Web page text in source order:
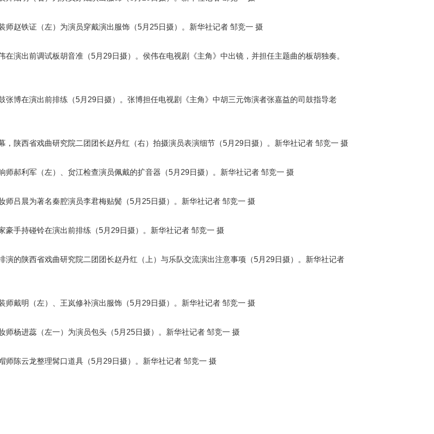
师赵铁证（左）为演员穿戴演出服饰（5月25日摄）。新华社记者 邹竞一 摄
在演出前调试板胡音准（5月29日摄）。侯伟在电视剧《主角》中出镜，并担任主题曲的板胡独奏。
张博在演出前排练（5月29日摄）。张博担任电视剧《主角》中胡三元饰演者张嘉益的司鼓指导老
，陕西省戏曲研究院二团团长赵丹红（右）拍摄演员表演细节（5月29日摄）。新华社记者 邹竞一 摄
师郝利军（左）、贠江检查演员佩戴的扩音器（5月29日摄）。新华社记者 邹竞一 摄
师吕晨为著名秦腔演员李君梅贴鬓（5月25日摄）。新华社记者 邹竞一 摄
豪手持碰铃在演出前排练（5月29日摄）。新华社记者 邹竞一 摄
演的陕西省戏曲研究院二团团长赵丹红（上）与乐队交流演出注意事项（5月29日摄）。新华社记者
师戴明（左）、王岚修补演出服饰（5月29日摄）。新华社记者 邹竞一 摄
师杨进蕊（左一）为演员包头（5月25日摄）。新华社记者 邹竞一 摄
师陈云龙整理髯口道具（5月29日摄）。新华社记者 邹竞一 摄